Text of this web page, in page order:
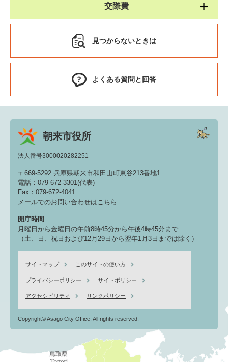
交際費
見つからないときは
よくある質問と回答
朝来市役所
法人番号3000020282251
〒669-5292 兵庫県朝来市和田山町東谷213番地1
電話：079-672-3301(代表)
Fax：079-672-4041
メールでのお問い合わせはこちら
開庁時間
月曜日から金曜日の午前8時45分から午後4時45分まで
（土、日、祝日および12月29日から翌年1月3日までは除く）
サイトマップ このサイトの使い方
プライバシーポリシー サイトポリシー
アクセシビリティ リンクポリシー
Copyright© Asago City Office. All rights reserved.